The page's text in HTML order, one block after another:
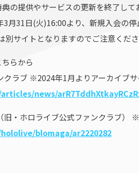
の提供やサービスの更新を終了し
月31日(火)16:00より、新規入会の
別サイトとなりますのでご注意くださ
らから
ラブ ※2024年1月よりアーカイブ
news/
・ホロライブ公式ファンクラブ）
blomaga/ar2220282